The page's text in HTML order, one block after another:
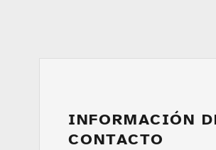
INFORMACIÓN
CONTACTO